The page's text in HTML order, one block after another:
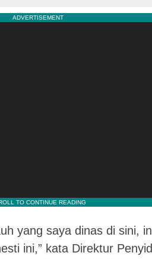
yang saya dinas di sini,
ini,” kata Direktur